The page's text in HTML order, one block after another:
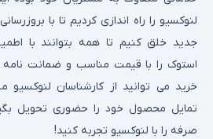
عملکرد بهینه و بدون نیاز به ارتقاء
بازی‌های انحصاری و اختصاصی هر برند
پشتیبانی از سرویس‌های آنلاین و محتوای
سازگاری کامل بین بازی و سخت‌افزار بدون
امکان بازی چندنفره آفلاین و آنلاین با دوستان
۳. برندهای محبوب کنسول بازی
لنوکسیو را راه اندازی کردیم تا با
جدید خلق کنیم تا همه بتوانند با
استوک را با قیمت مناسب و ضمانت نامه
خرید می توانید از کارشناسان
تمایل محصول خود را حضوری تحویل
صرفه را با لنوکسیو تجربه کنید!